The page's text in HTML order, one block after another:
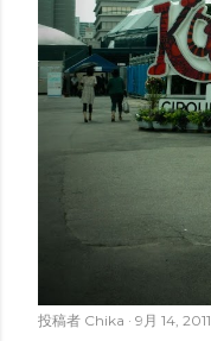
投稿者 Chika 9月 14, 2011